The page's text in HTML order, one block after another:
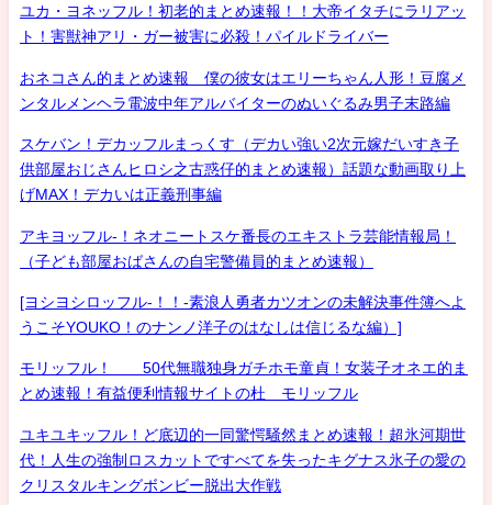
ユカ・ヨネッフル！初老的まとめ速報！！大帝イタチにラリアッ
ト！害獣神アリ・ガー被害に必殺！パイルドライバー
おネコさん的まとめ速報 僕の彼女はエリーちゃん人形！豆腐メ
ンタルメンヘラ電波中年アルバイターのぬいぐるみ男子末路編
スケバン！デカッフルまっくす（デカい強い2次元嫁だいすき子
供部屋おじさんヒロシ之古惑仔的まとめ速報）話題な動画取り上
げMAX！デカいは正義刑事編
アキヨッフル-！ネオニートスケ番長のエキストラ芸能情報局！
（子ども部屋おばさんの自宅警備員的まとめ速報）
[ヨシヨシロッフル-！！-素浪人勇者カツオンの未解決事件簿へよ
うこそYOUKO！のナンノ洋子のはなしは信じるな編）]
モリッフル！ 50代無職独身ガチホモ童貞！女装子オネエ的ま
とめ速報！有益便利情報サイトの杜 モリッフル
ユキユキッフル！ど底辺的一同驚愕騒然まとめ速報！超氷河期世
代！人生の強制ロスカットですべてを失ったキグナス氷子の愛の
クリスタルキングボンビー脱出大作戦